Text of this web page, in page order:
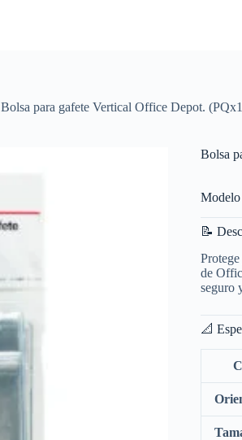
Bolsa para gafete Vertical Office Depot.
Bolsa
📝
de
seguro
📐